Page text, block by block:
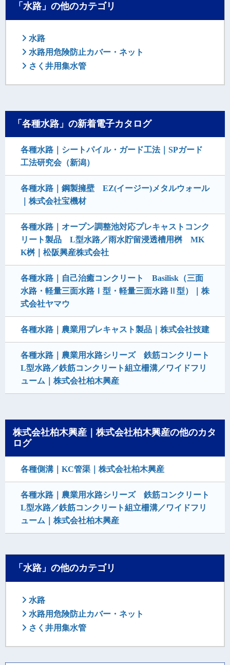
「水路」の他のカテゴリ
水路
水路用危険防止カバー・ネット
さく井用集水管
「各種水路」の新着電子カタログ
各種水路｜シートパイル・ガード工法｜SPガード
工法研究会（新潟）
各種水路｜鋼製擁壁 EZ(イージー)メタルウォール
｜株式会社宝機材
各種水路｜オープン調整池対応プレキャストコンク
リート製品 L型水路／雨水貯留浸透槽用桝 MK
K桝｜松阪興産株式会社
各種水路｜自己治癒コンクリート Basilisk（三面
水路・軽量三面水路Ⅰ型・軽量三面水路Ⅱ型）｜株
式会社ヤマウ
各種水路｜農業用プレキャスト製品｜株式会社技建
各種水路｜農業用水路シリーズ 鉄筋コンクリート
L型水路／鉄筋コンクリート組立柵溝／ワイドフリ
ューム｜株式会社柏木興産
株式会社柏木興産｜株式会社柏木興産の他のカタ
ログ
各種側溝｜KC管渠｜株式会社柏木興産
各種水路｜農業用水路シリーズ 鉄筋コンクリート
L型水路／鉄筋コンクリート組立柵溝／ワイドフリ
ューム｜株式会社柏木興産
「水路」の他のカテゴリ
水路
水路用危険防止カバー・ネット
さく井用集水管